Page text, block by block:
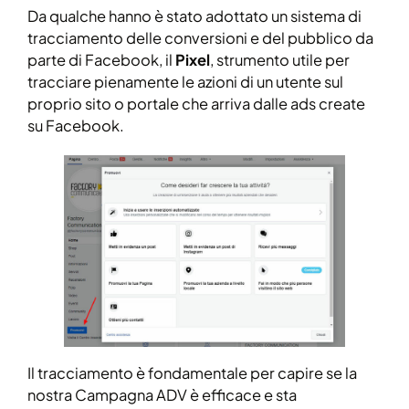
Da qualche hanno è stato adottato un sistema di
tracciamento delle conversioni e del pubblico da
parte di Facebook, il Pixel, strumento utile per
tracciare pienamente le azioni di un utente sul
proprio sito o portale che arriva dalle ads create
su Facebook.
Il tracciamento è fondamentale per capire se la
nostra Campagna ADV è efficace e sta